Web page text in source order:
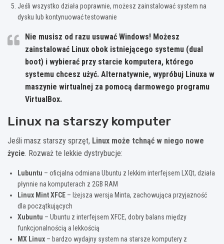
Jeśli wszystko działa poprawnie, możesz zainstalować system na
dysku lub kontynuować testowanie
Nie musisz od razu usuwać Windows! Możesz
zainstalować Linux obok istniejącego systemu (dual
boot) i wybierać przy starcie komputera, którego
systemu chcesz użyć. Alternatywnie, wypróbuj Linuxa w
maszynie wirtualnej za pomocą darmowego programu
VirtualBox.
Linux na starszy komputer
Jeśli masz starszy sprzęt, Linux może tchnąć w niego nowe
życie. Rozważ te lekkie dystrybucje:
Lubuntu – oficjalna odmiana Ubuntu z lekkim interfejsem LXQt, działa
płynnie na komputerach z 2GB RAM
Linux Mint XFCE – lżejsza wersja Minta, zachowująca przyjazność
dla początkujących
Xubuntu – Ubuntu z interfejsem XFCE, dobry balans między
funkcjonalnością a lekkością
MX Linux – bardzo wydajny system na starsze komputery z